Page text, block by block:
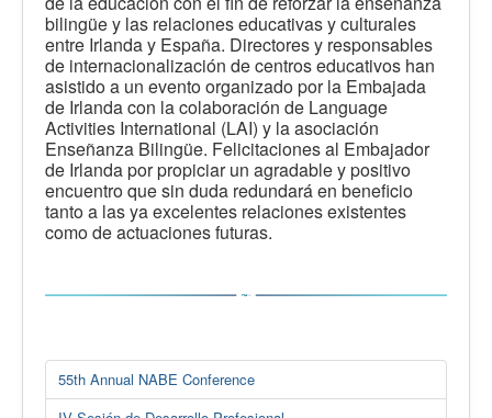
bilingüe y las relaciones educativas y culturales
entre Irlanda y España. Directores y responsables
de internacionalización de centros educativos han
asistido a un evento organizado por la Embajada
de Irlanda con la colaboración de Language
Activities International (LAI) y la asociación
Enseñanza Bilingüe. Felicitaciones al Embajador
de Irlanda por propiciar un agradable y positivo
encuentro que sin duda redundará en beneficio
tanto a las ya excelentes relaciones existentes
como de actuaciones futuras.
55th Annual NABE Conference